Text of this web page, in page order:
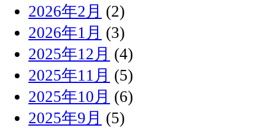
2026年2月 (2)
2026年1月 (3)
2025年12月 (4)
2025年11月 (5)
2025年10月 (6)
2025年9月 (5)